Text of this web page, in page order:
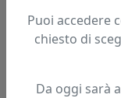
Puoi accedere
chiesto di
Da oggi sarà